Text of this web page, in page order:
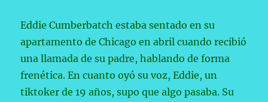
Eddie Cumberbatch estaba sentado en su
apartamento de Chicago en abril cuando recibió
una llamada de su padre, hablando de forma
frenética. En cuanto oyó su voz, Eddie, un
tiktoker de 19 años, supo que algo pasaba. Su